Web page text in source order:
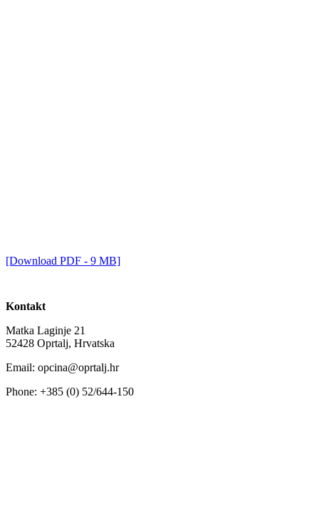
[Download PDF - 9 MB]
Kontakt
Matka Laginje 21
52428 Oprtalj, Hrvatska
Email: opcina@oprtalj.hr
Phone: +385 (0) 52/644-150